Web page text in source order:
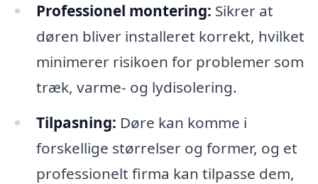
Professionel montering: Sikrer at
døren bliver installeret korrekt, hvilket
minimerer risikoen for problemer som
træk, varme- og lydisolering.
Tilpasning: Døre kan komme i
forskellige størrelser og former, og et
professionelt firma kan tilpasse dem,